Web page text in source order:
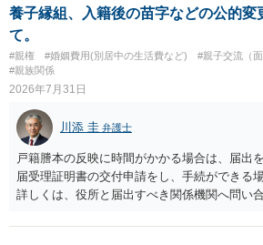
養子縁組、入籍後の苗字などの公的変
て。
#親権 #婚姻費用(別居中の生活費など) #親子交流（面
#親族関係
2026年7月31日
川添 圭 弁護士
戸籍謄本の反映に時間がかかる場合は、届出
届受理証明書の交付申請をし、手続ができる
詳しくは、役所と届出すべき関係機関へ問い